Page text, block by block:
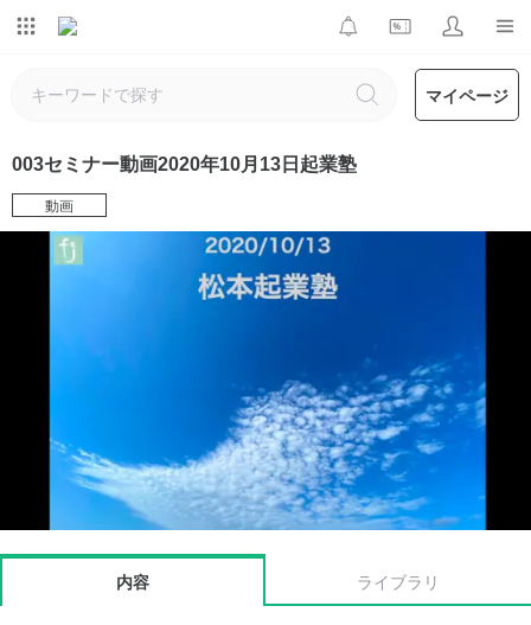
マイページ
003セミナー動画2020年10月13日起業塾
動画
内容 ライブラリ